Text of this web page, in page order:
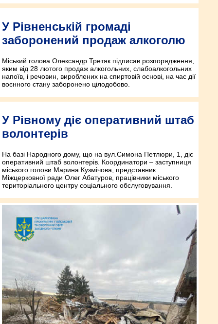
У Рівненській громаді
заборонений продаж алкоголю
Міський голова Олександр Третяк підписав розпорядження,
яким від 28 лютого продаж алкогольних, слабоалкогольних
напоїв, і речовин, вироблених на спиртовій основі, на час дії
воєнного стану заборонено цілодобово.
У Рівному діє оперативний штаб
волонтерів
На базі Народного дому, що на вул.Симона Петлюри, 1, діє
оперативний штаб волонтерів. Координатори – заступниця
міського голови Марина Кузмічова, представник
Міжцерковної ради Олег Абатуров, працівники міського
територіального центру соціального обслуговування.